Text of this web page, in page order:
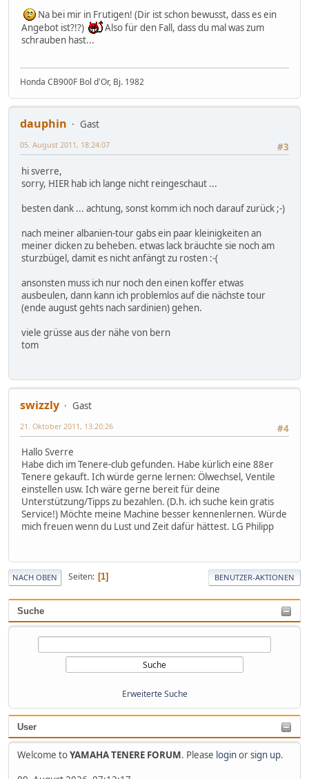
Suche
Erweiterte Suche
User
Welcome toYAMAHA TENERE FORUM. Please loginorsign up.
Na bei mir in Frutigen! (Dir ist schon bewusst, dass es ein
Angebot ist?!?)
Also für den Fall, dass du mal was zum
schrauben hast...
Honda CB900F Bol d'Or, Bj. 1982
dauphin
Gast
#3
05. August 2011, 18:24:07
hi sverre,
sorry, HIER hab ich lange nicht reingeschaut ...
besten dank ... achtung, sonst komm ich noch darauf zurück ;-)
nach meiner albanien-tour gabs ein paar kleinigkeiten an
meiner dicken zu beheben. etwas lack bräuchte sie noch am
sturzbügel, damit es nicht anfängt zu rosten :-(
ansonsten muss ich nur noch den einen koffer etwas
ausbeulen, dann kann ich problemlos auf die nächste tour
(ende august gehts nach sardinien) gehen.
viele grüsse aus der nähe von bern
tom
swizzly
Gast
#4
21. Oktober 2011, 13:20:26
Hallo Sverre
Habe dich im Tenere-club gefunden. Habe kürlich eine 88er
Tenere gekauft. Ich würde gerne lernen: Ölwechsel, Ventile
einstellen usw. Ich wäre gerne bereit für deine
Unterstützung/Tipps zu bezahlen. (D.h. ich suche kein gratis
Service!) Möchte meine Machine besser kennenlernen. Würde
mich freuen wenn du Lust und Zeit dafür hättest. LG Philipp
NACH OBEN Seiten 1 BENUTZER-AKTIONEN